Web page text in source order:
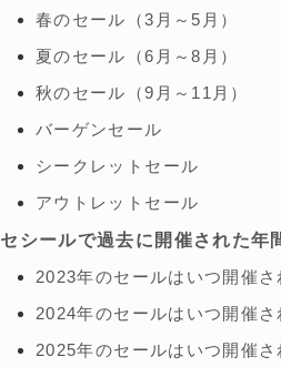
春のセール（3月～5月）
夏のセール（6月～8月）
秋のセール（9月～11月）
バーゲンセール
シークレットセール
アウトレットセール
セシールで過去に開催された年
2023年のセールはいつ開催さ
2024年のセールはいつ開催さ
2025年のセールはいつ開催さ